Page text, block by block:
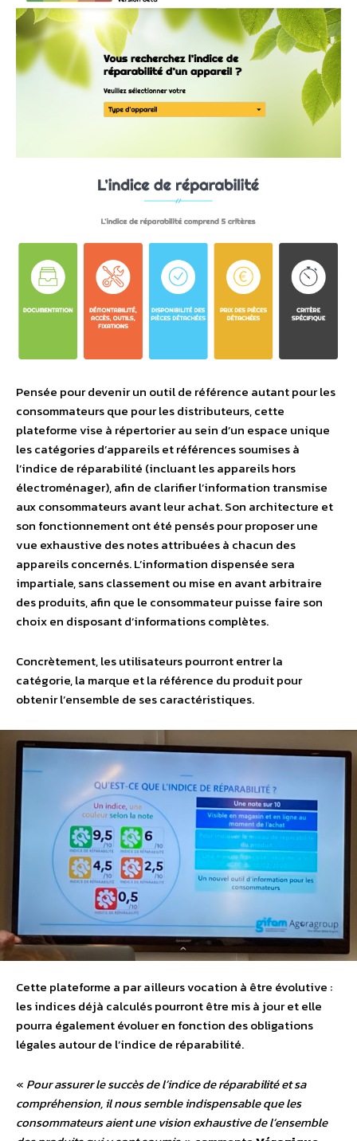
Pensée pour devenir un outil de référence autant pour les
consommateurs que pour les distributeurs, cette
plateforme vise à répertorier au sein d’un espace unique
les catégories d’appareils et références soumises à
l’indice de réparabilité (incluant les appareils hors
électroménager), afin de clarifier l’information transmise
aux consommateurs avant leur achat. Son architecture et
son fonctionnement ont été pensés pour proposer une
vue exhaustive des notes attribuées à chacun des
appareils concernés. L’information dispensée sera
impartiale, sans classement ou mise en avant arbitraire
des produits, afin que le consommateur puisse faire son
choix en disposant d’informations complètes.
Concrètement, les utilisateurs pourront entrer la
catégorie, la marque et la référence du produit pour
obtenir l’ensemble de ses caractéristiques.
Cette plateforme a par ailleurs vocation à être évolutive :
les indices déjà calculés pourront être mis à jour et elle
pourra également évoluer en fonction des obligations
légales autour de l’indice de réparabilité.
« Pour assurer le succès de l’indice de réparabilité et sa
compréhension, il nous semble indispensable que les
consommateurs aient une vision exhaustive de l’ensemble